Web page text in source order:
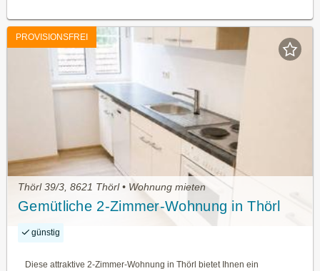
PROVISIONSFREI
Thörl 39/3, 8621 Thörl • Wohnung mieten
Gemütliche 2-Zimmer-Wohnung in Thörl
günstig
Diese attraktive 2-Zimmer-Wohnung in Thörl bietet Ihnen ein